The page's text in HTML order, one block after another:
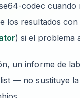
codec
los resultados
) si el problema
un informe de
— no sustituye